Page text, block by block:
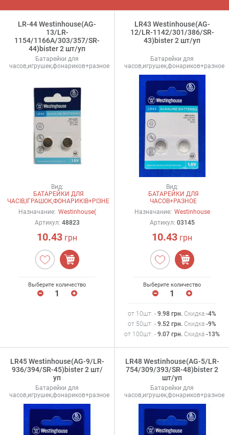
LR-44 Westinhouse(AG-
13/LR-
1154/1166A/303/357/SR-
44)bister 2 шт/уп
Батарейки для
часов,игрушек,фонариков+разное
Вид:
БАТАРЕЙКИ ДЛЯ
ЧАСІВ,ІГРАШОК,ФОНАРИКІВ+РІЗНЕ
Назначание: Westinhouse(
Артикул: 48823
10.43 грн
Выберите количество
LR43 Westinhouse(AG-
12/LR-1142/301/386/SR-
43)bister 2 шт/уп
Батарейки для
часов,игрушек,фонариков+разное
Вид:
БАТАРЕЙКИ ДЛЯ
ЧАСОВ+РАЗНОЕ
Назначание: Westinhouse
Артикул: 03145
10.43 грн
Выберите количество
от 10шт. - 9.98 грн. Скидка -4%
от 50шт. - 9.52 грн. Скидка -9%
от 100шт. - 9.07 грн. Скидка -13%
LR45 Westinhouse(AG-9/LR-
936/394/SR-45)bister 2 шт/
уп
Батарейки для
часов,игрушек,фонариков+разное
LR48 Westinhouse(AG-5/LR-
754/309/393/SR-48)bister 2
шт/уп
Батарейки для
часов,игрушек,фонариков+разное